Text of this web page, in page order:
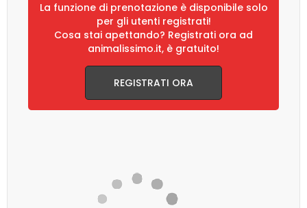
La funzione di prenotazione è disponibile solo
per gli utenti registrati!
Cosa stai apettando? Registrati ora ad
animalissimo.it, è gratuito!
REGISTRATI ORA